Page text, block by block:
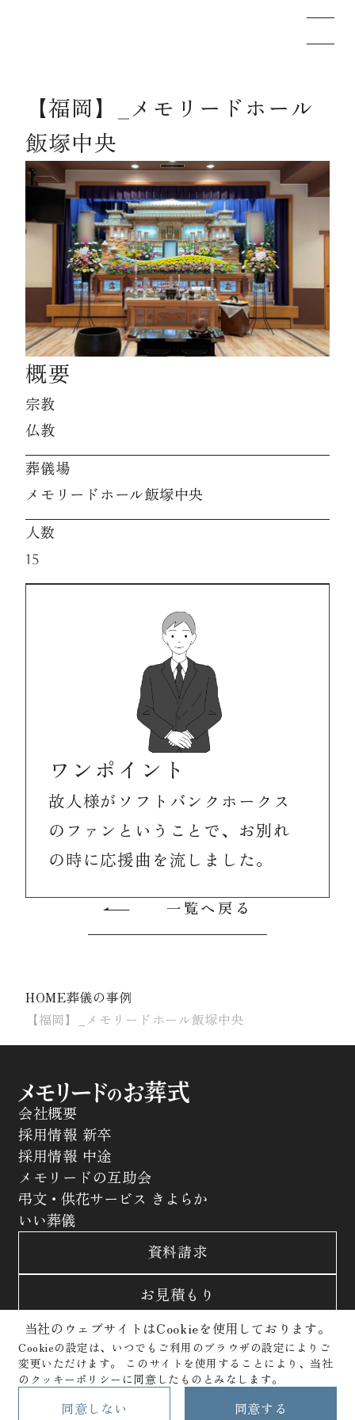
メモリードのお葬式について
葬儀の流れ
事例
施設案内
お知らせ
資料請求
お見積もり
お問合わせ
【福岡】_メモリードホール
飯塚中央
概要
宗教
仏教
葬儀場
メモリードホール飯塚中央
人数
15
ワンポイント
故人様がソフトバンクホークス
のファンということで、お別れ
の時に応援曲を流しました。
一覧へ戻る
HOME葬儀の事例
【福岡】_メモリードホール飯塚中央
会社概要
採用情報 新卒
採用情報 中途
メモリードの互助会
弔文・供花サービス きよらか
いい葬儀
資料請求
お見積もり
お問合わせ
サイトポリシー
プライバシーポリシー
クッキーポリシー
Copyright © Memolead Corporation. All Rights Reserved.
当社のウェブサイトはCookieを使用しております。
Cookieの設定は、いつでもご利用のブラウザの設定によりご
変更いただけます。
このサイトを使用することにより、当社
のクッキーポリシーに同意したものとみなします。
同意しない 同意する